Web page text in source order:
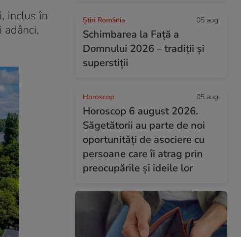
inclus în
Știri România 05 aug.
Schimbarea la Față a
Domnului 2026 – tradiții și
superstiții
Horoscop 05 aug.
Horoscop 6 august 2026.
Săgetătorii au parte de noi
oportunități de asociere cu
persoane care îi atrag prin
preocupările și ideile lor